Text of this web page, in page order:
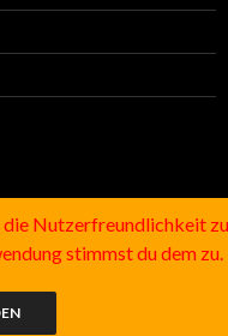
die Nutzerfreundlichkeit zu
stimmst du dem zu.